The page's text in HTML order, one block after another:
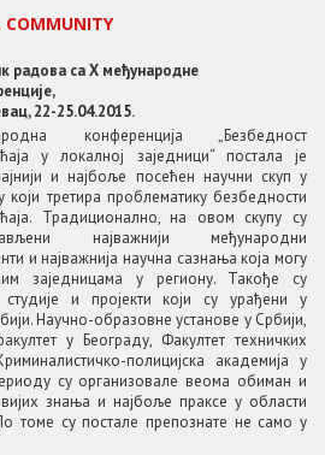
COMMUNITY
радова са X међународне
22-25.04.2015.
конференција „Безбедност
у локалној заједници“ постала је
и најбоље посећен научни скуп у
који третира проблематику безбедности
Традиционално, на овом скупу су
најважнији међународни
и најважнија научна сазнања која могу
заједницама у региону. Такође су
студије и пројекти који су урађени у
Научно-образовне установе у Србији,
у Београду, Факултет техничких
полицијска академија у
су организовале веома обиман и
знања и најбоље праксе у области
томе су постале препознате не само у